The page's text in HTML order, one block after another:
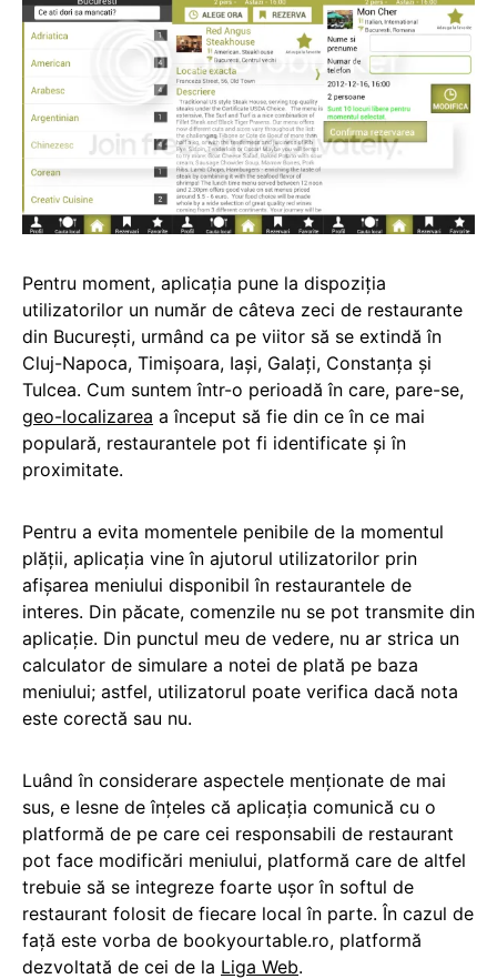
Pentru moment, aplicaţia pune la dispoziţia
utilizatorilor un număr de câteva zeci de restaurante
din Bucureşti, urmând ca pe viitor să se extindă în
Cluj-Napoca, Timişoara, Iaşi, Galaţi, Constanţa şi
Tulcea. Cum suntem într-o perioadă în care, pare-se,
geo-localizarea a început să fie din ce în ce mai
populară, restaurantele pot fi identificate şi în
proximitate.
Pentru a evita momentele penibile de la momentul
plăţii, aplicaţia vine în ajutorul utilizatorilor prin
afişarea meniului disponibil în restaurantele de
interes. Din păcate, comenzile nu se pot transmite din
aplicaţie. Din punctul meu de vedere, nu ar strica un
calculator de simulare a notei de plată pe baza
meniului; astfel, utilizatorul poate verifica dacă nota
este corectă sau nu.
Luând în considerare aspectele menţionate de mai
sus, e lesne de înţeles că aplicaţia comunică cu o
platformă de pe care cei responsabili de restaurant
pot face modificări meniului, platformă care de altfel
trebuie să se integreze foarte uşor în softul de
restaurant folosit de fiecare local în parte. În cazul de
faţă este vorba de bookyourtable.ro, platformă
dezvoltată de cei de la Liga Web.